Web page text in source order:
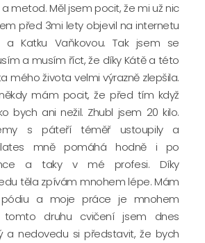
metod. Měl jsem pocit, že mi už nic
před 3mi lety objevil na internetu
Katku Vaňkovou. Tak jsem se
a musím říct, že díky Kátě a této
mého života velmi výrazně zlepšila.
mám pocit, že před tím když
bych ani nežil. Zhubl jsem 20 kilo.
s páteří téměř ustoupily a
mně pomáhá hodně i po
a taky v mé profesi. Díky
těla zpívám mnohem lépe. Mám
a moje práce je mnohem
tomto druhu cvičení jsem dnes
a nedovedu si představit, že bych